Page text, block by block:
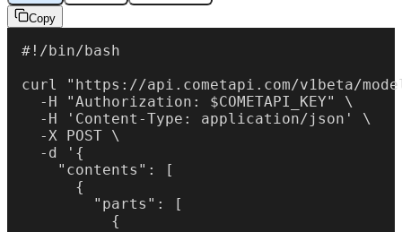
Copy
#!/bin/bash
curl "https://api.cometapi.com/v1beta/
  -H "Authorization: $COMETAPI_KEY" \
  -H 'Content-Type: application/json' \
  -X POST \
  -d '{
    "contents": [
      {
        "parts": [
          {